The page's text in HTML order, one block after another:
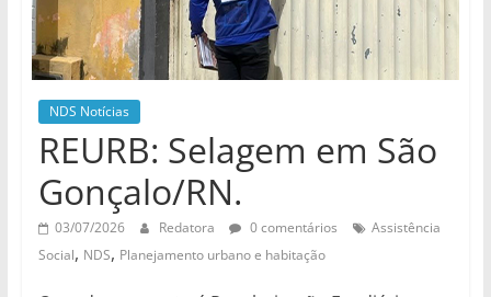
de
divulgação
do
NDSNDS Notícias
REURB: Selagem em São
Gonçalo/RN.
03/07/2026 Redatora 0 comentários
Assistência
Social, NDS, Planejamento urbano e habitação